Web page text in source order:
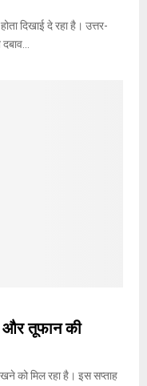
दिखाई दे रहा है। उत्तर-
और तूफान की
को मिल रहा है। इस सप्ताह